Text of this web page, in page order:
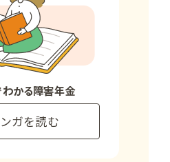
お手紙
わかる障害年金
ガを読む